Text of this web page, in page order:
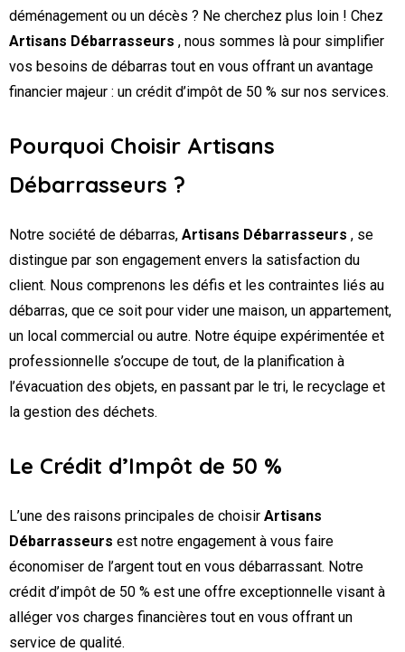
déménagement ou un décès ? Ne cherchez plus loin ! Chez
Artisans Débarrasseurs , nous sommes là pour simplifier
vos besoins de débarras tout en vous offrant un avantage
financier majeur : un crédit d’impôt de 50 % sur nos services.
Pourquoi Choisir Artisans
Débarrasseurs ?
Notre société de débarras, Artisans Débarrasseurs , se
distingue par son engagement envers la satisfaction du
client. Nous comprenons les défis et les contraintes liés au
débarras, que ce soit pour vider une maison, un appartement,
un local commercial ou autre. Notre équipe expérimentée et
professionnelle s’occupe de tout, de la planification à
l’évacuation des objets, en passant par le tri, le recyclage et
la gestion des déchets.
Le Crédit d’Impôt de 50 %
L’une des raisons principales de choisir Artisans
Débarrasseurs est notre engagement à vous faire
économiser de l’argent tout en vous débarrassant. Notre
crédit d’impôt de 50 % est une offre exceptionnelle visant à
alléger vos charges financières tout en vous offrant un
service de qualité.